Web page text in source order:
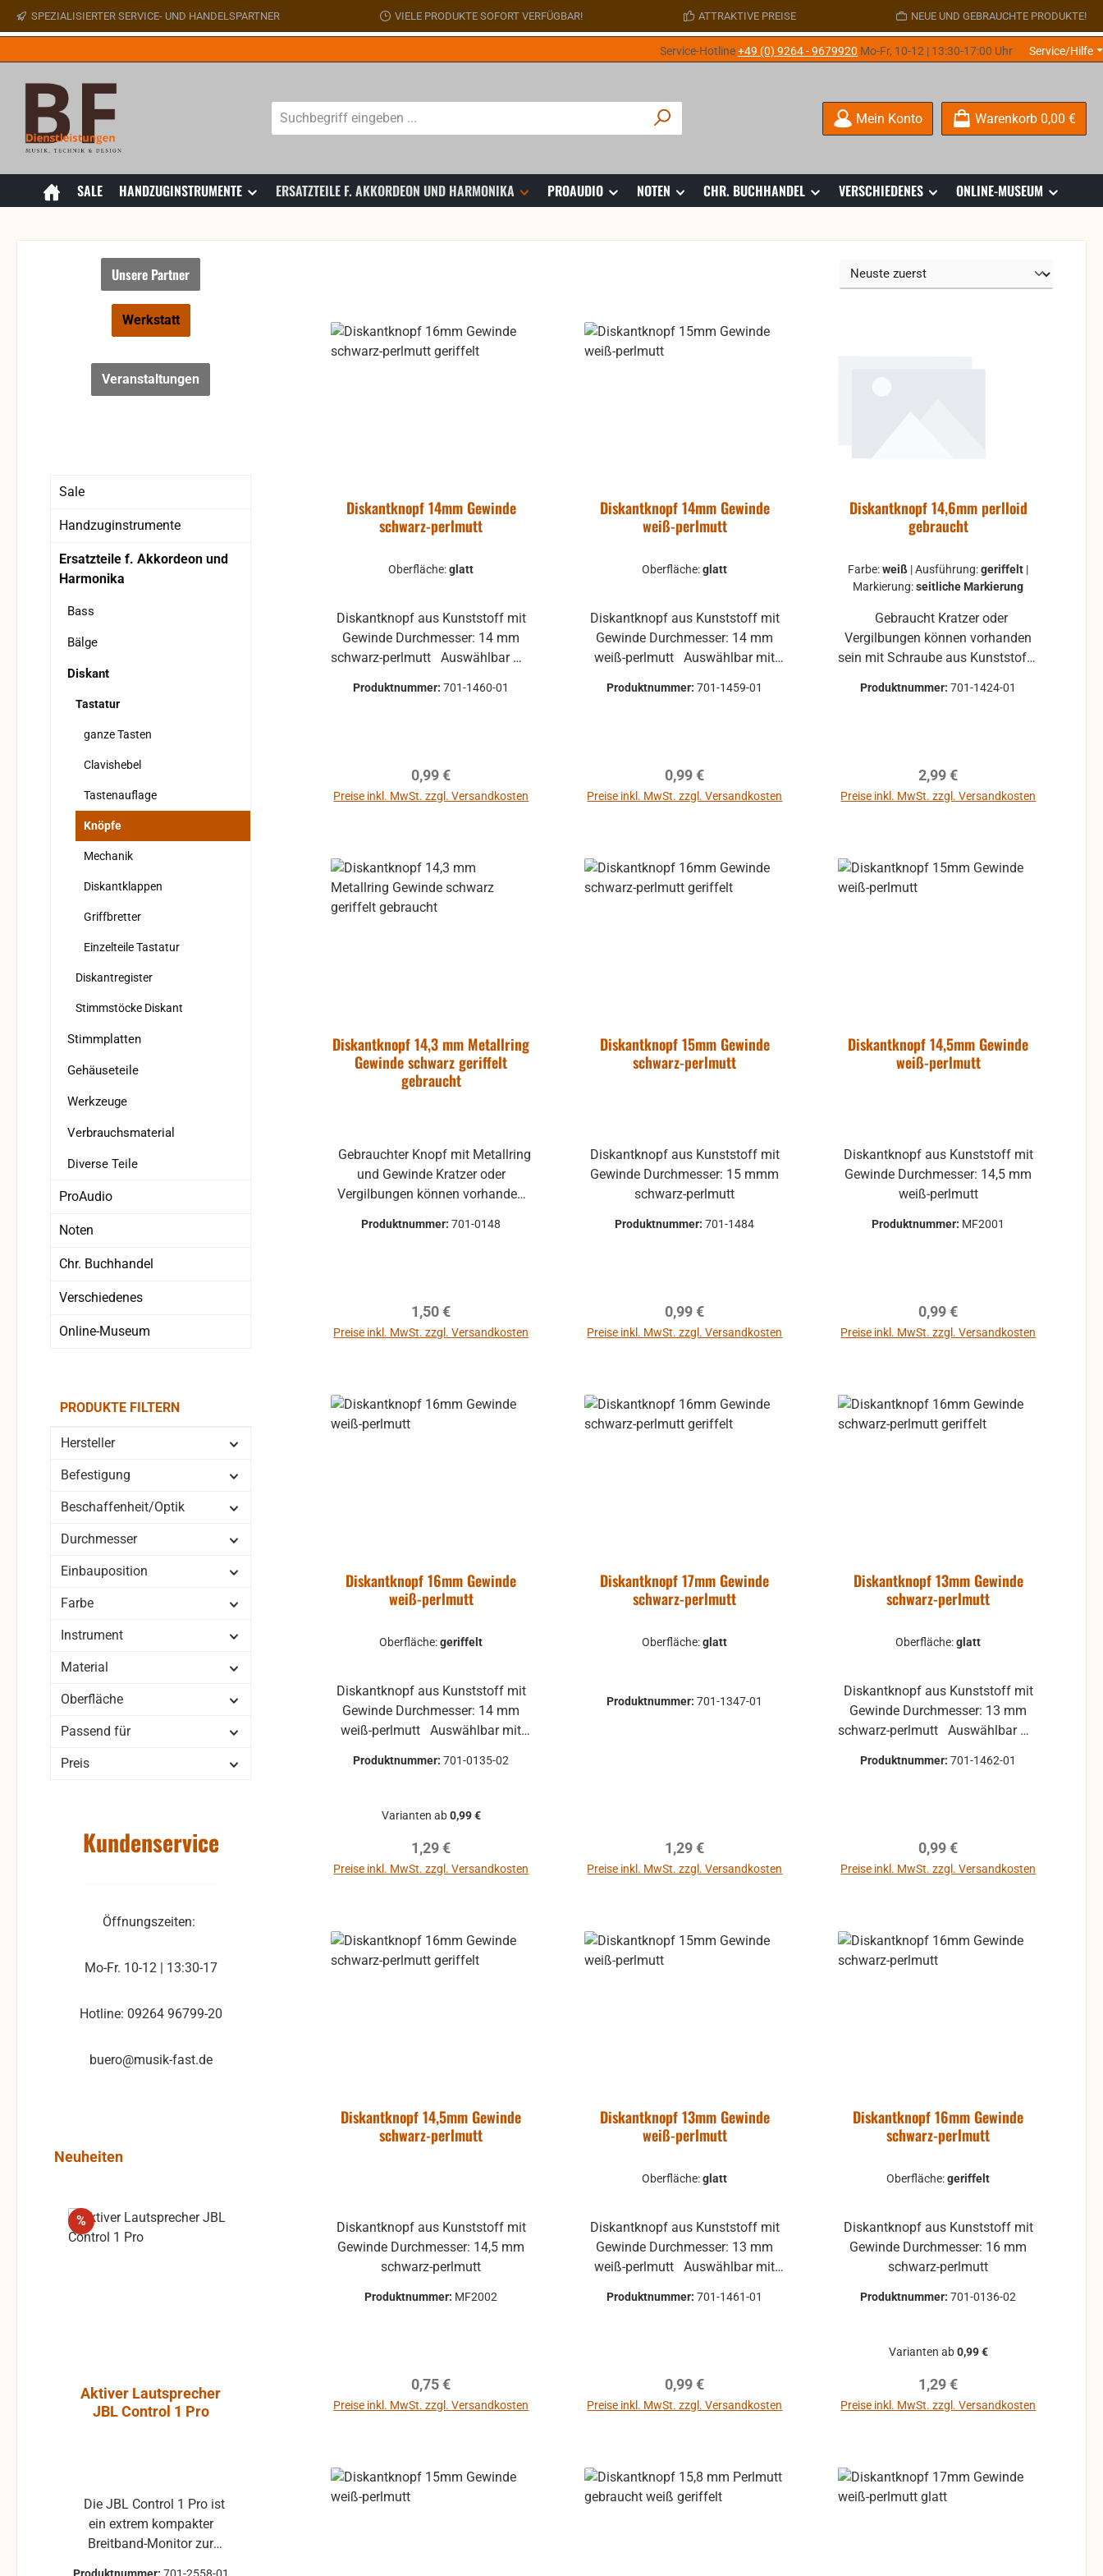
Hauptinhalt springen
Zur Suche springen
Zur Hauptnavigation springen
SPEZIALISIERTER SERVICE- UND HANDELSPARTNER VIELE PRODUKTE SOFORT VERFÜGBAR! ATTRAKTIVE PREISE NEUE UND GEBRAUCHTE PRODUKTE!
Service-Hotline+49 (0) 9264 - 9679920 Mo-Fr, 10-12 | 13:30-17:00 Uhr Service/Hilfe
Mein Konto Warenkorb 0,00 €
SALE HANDZUGINSTRUMENTE ERSATZTEILE F. AKKORDEON UND HARMONIKA PROAUDIO NOTEN CHR. BUCHHANDEL VERSCHIEDENES ONLINE-MUSEUM
Unsere Partner
Werkstatt
Veranstaltungen
Sale
Handzuginstrumente
Ersatzteile f. Akkordeon und
Harmonika
Bass
Bälge
Diskant
Tastatur
ganze Tasten
Clavishebel
Tastenauflage
Knöpfe
Mechanik
Diskantklappen
Griffbretter
Einzelteile Tastatur
Diskantregister
Stimmstöcke Diskant
Stimmplatten
Gehäuseteile
Werkzeuge
Verbrauchsmaterial
Diverse Teile
ProAudio
Noten
Chr. Buchhandel
Verschiedenes
Online-Museum
PRODUKTE FILTERN
Hersteller
Befestigung
Beschaffenheit/Optik
Durchmesser
Einbauposition
Farbe
Instrument
Material
Oberfläche
Passend für
Preis
Kundenservice
Öffnungszeiten:
Mo-Fr. 10-12 | 13:30-17
Hotline: 09264 96799-20
buero@musik-fast.de
Produktgalerie überspringen
Neuheiten
%Rabatt
Aktiver Lautsprecher
JBL Control 1 Pro
ein extrem kompakter
Breitband-Monitor zur
Luft-Klappe Hohner
Atlantic, Pirola, Lucia
Diskantknopf 14mm Gewinde
schwarz-perlmutt
Oberfläche:glatt
Diskantknopf aus Kunststoff mit
Gewinde Durchmesser: 14 mm
schwarz-perlmutt Auswählbar mit
Produktnummer:701-1460-01
Regulärer Preis:
0,99 €
Preise inkl. MwSt. zzgl. Versandkosten
Diskantknopf 14mm Gewinde
weiß-perlmutt
Oberfläche:glatt
Diskantknopf aus Kunststoff mit
Gewinde Durchmesser: 14 mm
weiß-perlmutt Auswählbar mit
Produktnummer:701-1459-01
Regulärer Preis:
0,99 €
Preise inkl. MwSt. zzgl. Versandkosten
Diskantknopf 14,6mm perlloid
gebraucht
Farbe:weiß | Ausführung:geriffelt |
Markierung:seitliche Markierung
Vergilbungen können vorhanden
sein mit Schraube aus Kunststoff
Produktnummer:701-1424-01
Regulärer Preis:
2,99 €
Preise inkl. MwSt. zzgl. Versandkosten
Diskantknopf 14,3 mm Metallring
Gewinde schwarz geriffelt
gebraucht
und Gewinde Kratzer oder
Vergilbungen können vorhanden
Produktnummer:701-0148
Regulärer Preis:
1,50 €
Preise inkl. MwSt. zzgl. Versandkosten
Diskantknopf 15mm Gewinde
schwarz-perlmutt
Diskantknopf aus Kunststoff mit
Gewinde Durchmesser: 15 mmm
schwarz-perlmutt
Produktnummer:701-1484
Regulärer Preis:
0,99 €
Preise inkl. MwSt. zzgl. Versandkosten
Diskantknopf 14,5mm Gewinde
weiß-perlmutt
Diskantknopf aus Kunststoff mit
Gewinde Durchmesser: 14,5 mm
weiß-perlmutt
Produktnummer: MF2001
Regulärer Preis:
0,99 €
Preise inkl. MwSt. zzgl. Versandkosten
Diskantknopf 16mm Gewinde
weiß-perlmutt
Oberfläche:geriffelt
Diskantknopf aus Kunststoff mit
Gewinde Durchmesser: 14 mm
weiß-perlmutt Auswählbar mit
Produktnummer:701-0135-02
Varianten ab0,99 €
Regulärer Preis:
1,29 €
Preise inkl. MwSt. zzgl. Versandkosten
Diskantknopf 17mm Gewinde
schwarz-perlmutt
Oberfläche:glatt
Produktnummer:701-1347-01
Regulärer Preis:
1,29 €
Preise inkl. MwSt. zzgl. Versandkosten
Diskantknopf 13mm Gewinde
schwarz-perlmutt
Oberfläche:glatt
Diskantknopf aus Kunststoff mit
Gewinde Durchmesser: 13 mm
schwarz-perlmutt Auswählbar mit
Produktnummer:701-1462-01
Regulärer Preis:
0,99 €
Preise inkl. MwSt. zzgl. Versandkosten
Diskantknopf 14,5mm Gewinde
schwarz-perlmutt
Diskantknopf aus Kunststoff mit
Gewinde Durchmesser: 14,5 mm
schwarz-perlmutt
Produktnummer: MF2002
Regulärer Preis:
0,75 €
Preise inkl. MwSt. zzgl. Versandkosten
Diskantknopf 13mm Gewinde
weiß-perlmutt
Oberfläche:glatt
Diskantknopf aus Kunststoff mit
Gewinde Durchmesser: 13 mm
weiß-perlmutt Auswählbar mit
Produktnummer:701-1461-01
Regulärer Preis:
0,99 €
Preise inkl. MwSt. zzgl. Versandkosten
Diskantknopf 16mm Gewinde
schwarz-perlmutt
Oberfläche:geriffelt
Diskantknopf aus Kunststoff mit
Gewinde Durchmesser: 16 mm
schwarz-perlmutt
Produktnummer:701-0136-02
Varianten ab0,99 €
Regulärer Preis:
1,29 €
Preise inkl. MwSt. zzgl. Versandkosten